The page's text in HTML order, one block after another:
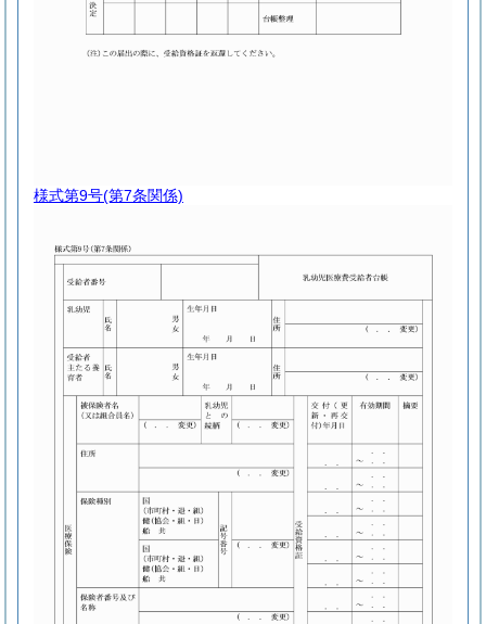
様式第9号(第7条関係)